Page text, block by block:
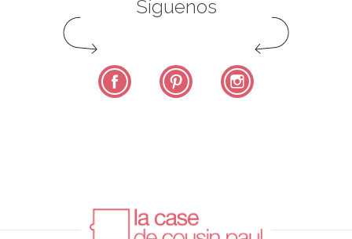
Síguenos
Facebook Pinterest